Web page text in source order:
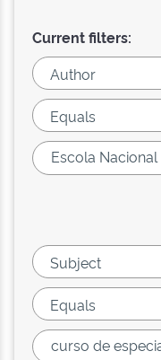
Current filters: